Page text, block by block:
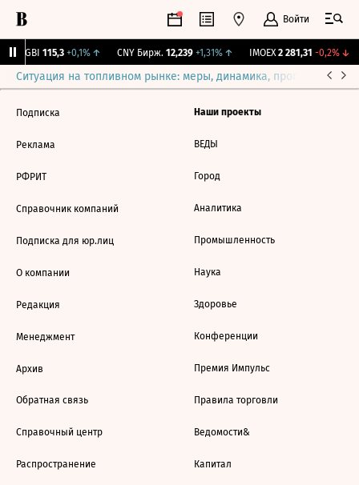
Войти
RGBI 115,3 +0,1%↑ CNY Бирж. 12,239 +1,31%↑ IMOEX 2 281,31 -0,2%↓
Ситуация на топливном рынке: меры, динамика, прогнозы
Подписка
Реклама
РФРИТ
Справочник компаний
Подписка для юр.лиц
О компании
Редакция
Менеджмент
Архив
Обратная связь
Справочный центр
Распространение
Наши проекты
ВЕДЫ
Город
Аналитика
Промышленность
Наука
Здоровье
Конференции
Премия Импульс
Правила торговли
Ведомости&
Капитал